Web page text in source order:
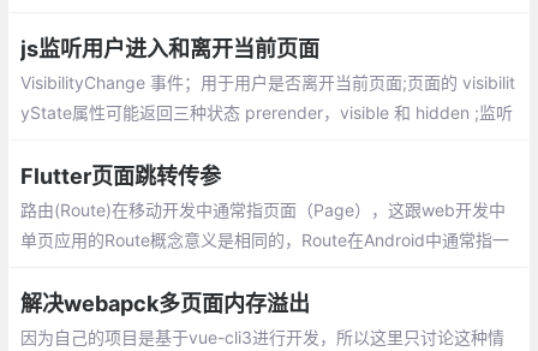
考一下
js监听用户进入和离开当前页面
VisibilityChange 事件；用于用户是否离开当前页面;页面的 visibilit
yState属性可能返回三种状态 prerender，visible 和 hidden ;监听
Flutter页面跳转传参
路由(Route)在移动开发中通常指页面（Page），这跟web开发中
单页应用的Route概念意义是相同的，Route在Android中通常指一
管理页面之间如何跳转，通常也可被称为导航管理
解决webapck多页面内存溢出
因为自己的项目是基于vue-cli3进行开发，所以这里只讨论这种情